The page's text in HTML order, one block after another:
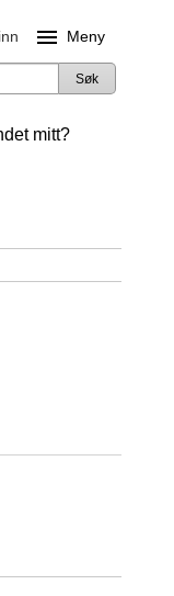
menu Meny
Søk
mitt?